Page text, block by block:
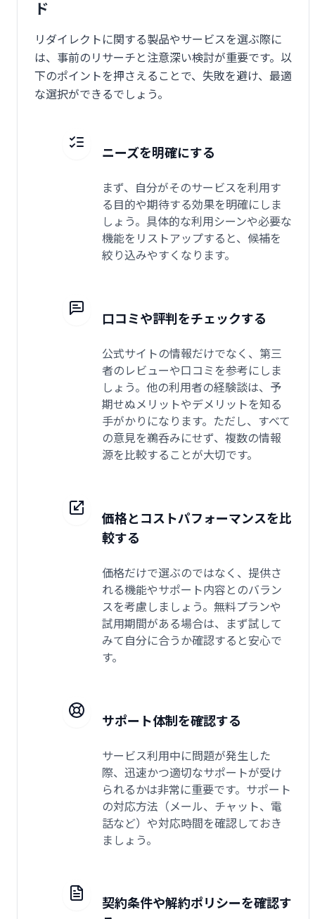
ド
リダイレクトに関する製品やサービスを選ぶ際に
は、事前のリサーチと注意深い検討が重要です。以
下のポイントを押さえることで、失敗を避け、最適
な選択ができるでしょう。
ニーズを明確にする
まず、自分がそのサービスを利用す
る目的や期待する効果を明確にしま
しょう。具体的な利用シーンや必要な
機能をリストアップすると、候補を
絞り込みやすくなります。
口コミや評判をチェックする
公式サイトの情報だけでなく、第三
者のレビューや口コミを参考にしま
しょう。他の利用者の経験談は、予
期せぬメリットやデメリットを知る
手がかりになります。ただし、すべて
の意見を鵜呑みにせず、複数の情報
源を比較することが大切です。
価格とコストパフォーマンスを比
較する
価格だけで選ぶのではなく、提供さ
れる機能やサポート内容とのバラン
スを考慮しましょう。無料プランや
試用期間がある場合は、まず試して
みて自分に合うか確認すると安心で
す。
サポート体制を確認する
サービス利用中に問題が発生した
際、迅速かつ適切なサポートが受け
られるかは非常に重要です。サポート
の対応方法（メール、チャット、電
話など）や対応時間を確認しておき
ましょう。
契約条件や解約ポリシーを確認す